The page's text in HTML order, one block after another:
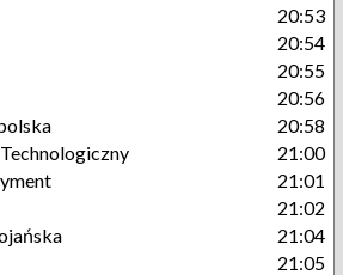
20:53
20:54
20:55
20:56
20:58
21:00
21:01
21:02
21:04
21:05